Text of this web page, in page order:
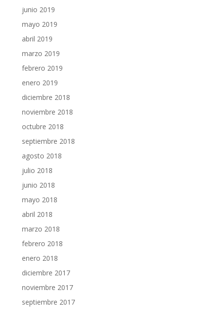
junio 2019
mayo 2019
abril 2019
marzo 2019
febrero 2019
enero 2019
diciembre 2018
noviembre 2018
octubre 2018
septiembre 2018
agosto 2018
julio 2018
junio 2018
mayo 2018
abril 2018
marzo 2018
febrero 2018
enero 2018
diciembre 2017
noviembre 2017
septiembre 2017